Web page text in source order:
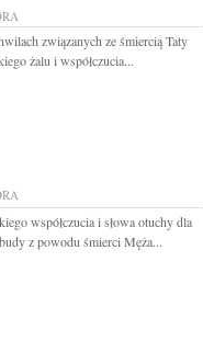
związanych ze śmiercią Taty
żalu i współczucia...
współczucia i słowa otuchy dla
z powodu śmierci Męża...